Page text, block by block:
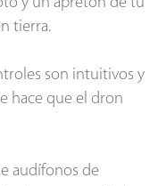
y un apretón de tu
tierra.
son intuitivos y
hace que el dron
audífonos de